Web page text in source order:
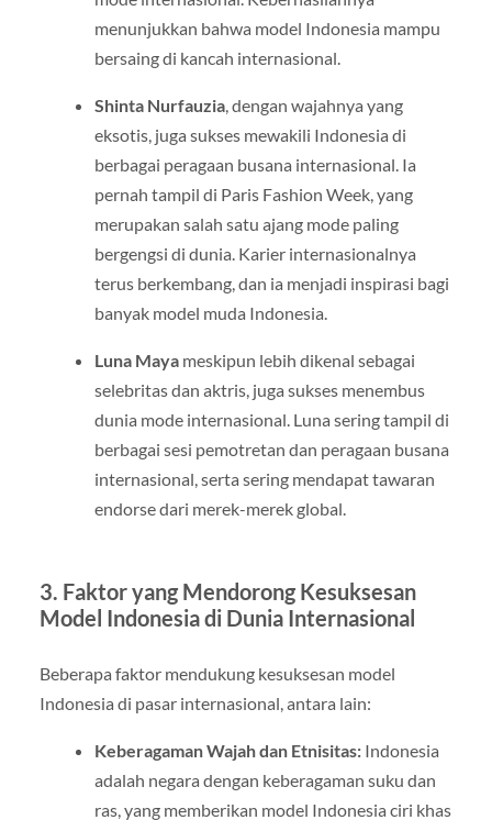
menunjukkan bahwa model Indonesia mampu
bersaing di kancah internasional.
Shinta Nurfauzia, dengan wajahnya yang
eksotis, juga sukses mewakili Indonesia di
berbagai peragaan busana internasional. Ia
pernah tampil di Paris Fashion Week, yang
merupakan salah satu ajang mode paling
bergengsi di dunia. Karier internasionalnya
terus berkembang, dan ia menjadi inspirasi bagi
banyak model muda Indonesia.
Luna Mayameskipun lebih dikenal sebagai
selebritas dan aktris, juga sukses menembus
dunia mode internasional. Luna sering tampil di
berbagai sesi pemotretan dan peragaan busana
internasional, serta sering mendapat tawaran
endorse dari merek-merek global.
3. Faktor yang Mendorong Kesuksesan
Model Indonesia di Dunia Internasional
Beberapa faktor mendukung kesuksesan model
Indonesia di pasar internasional, antara lain:
Keberagaman Wajah dan Etnisitas:Indonesia
adalah negara dengan keberagaman suku dan
ras, yang memberikan model Indonesia ciri khas